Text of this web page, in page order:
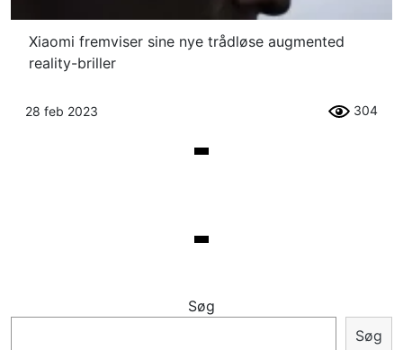
Xiaomi fremviser sine nye trådløse augmented
reality-briller
28 feb 2023 304
Søg
Søg